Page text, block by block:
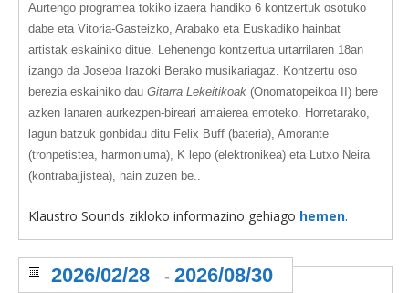
Aurtengo programea tokiko izaera handiko 6 kontzertuk osotuko
dabe eta Vitoria-Gasteizko, Arabako eta Euskadiko hainbat
artistak eskainiko ditue. Lehenengo kontzertua urtarrilaren 18an
izango da Joseba Irazoki Berako musikariagaz. Kontzertu oso
berezia eskainiko dau Gitarra Lekeitikoak (Onomatopeikoa II) bere
azken lanaren aurkezpen-bireari amaierea emoteko. Horretarako,
lagun batzuk gonbidau ditu Felix Buff (bateria), Amorante
(tronpetistea, harmoniuma), K lepo (elektronikea) eta Lutxo Neira
(kontrabajjistea), hain zuzen be..
Klaustro Sounds zikloko informazino gehiago hemen.
2026/02/28 - 2026/08/30